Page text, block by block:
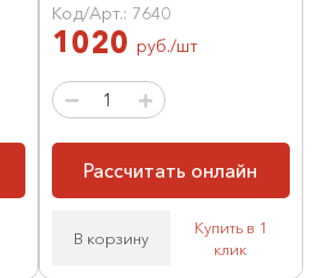
Код/Арт.: 7640
1020 руб./шт
Рассчитать онлайн
В корзину
Купить в 1
клик